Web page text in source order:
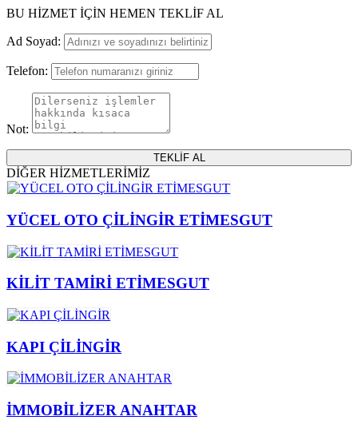
BU HİZMET İÇİN HEMEN TEKLİF AL
Ad Soyad:
Telefon:
Not:
DİĞER HİZMETLERİMİZ
YÜCEL OTO ÇİLİNGİR ETİMESGUT
KİLİT TAMİRİ ETİMESGUT
KAPI ÇİLİNGİR
İMMOBİLİZER ANAHTAR